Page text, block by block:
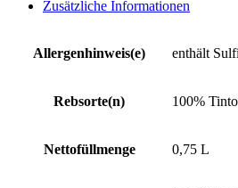
Zusätzliche Informationen
Allergenhinweis(e) enthält
Rebsorte(n) 100%
Nettofüllmenge 0,75 L